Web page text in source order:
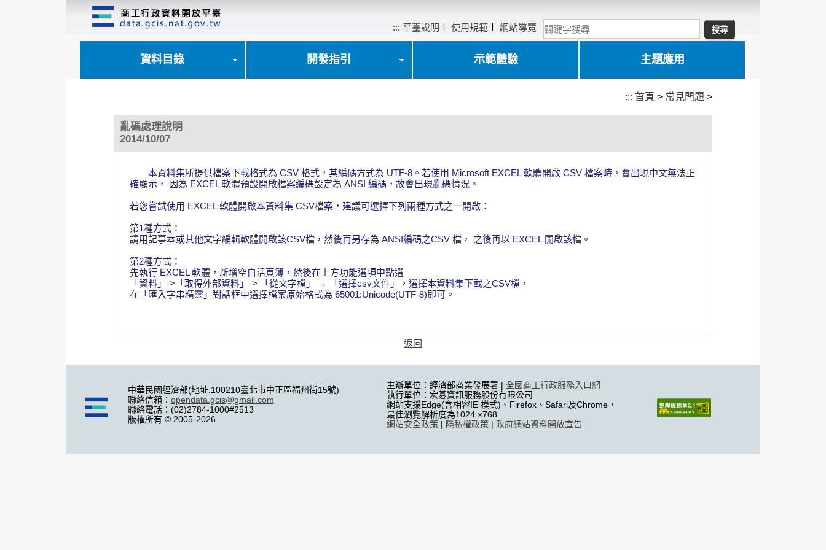
::: 平臺說明 〡使用規範 〡網站導覽
資料目錄 開發指引 示範體驗 主題應用
::: 首頁 > 常見問題 >
亂碼處理說明
2014/10/07
本資料集所提供檔案下載格式為 CSV 格式，其編碼方式為 UTF-8。若使用 Microsoft EXCEL 軟體開啟 CSV 檔案時，會出現中文無法正
確顯示， 因為 EXCEL 軟體預設開啟檔案編碼設定為 ANSI 編碼，故會出現亂碼情況。
若您嘗試使用 EXCEL 軟體開啟本資料集 CSV檔案，建議可選擇下列兩種方式之一開啟：
第1種方式：
請用記事本或其他文字編輯軟體開啟該CSV檔，然後再另存為 ANSI編碼之CSV 檔， 之後再以 EXCEL 開啟該檔。
第2種方式：
先執行 EXCEL 軟體，新增空白活頁簿，然後在上方功能選項中點選
「資料」->「取得外部資料」-> 「從文字檔」 → 「選擇csv文件」，選擇本資料集下載之CSV檔，
在「匯入字串精靈」對話框中選擇檔案原始格式為 65001:Unicode(UTF-8)即可。
返回
中華民國經濟部(地址:100210臺北市中正區福州街15號)
聯絡信箱： opendata.gcis@gmail.com
聯絡電話：(02)2784-1000#2513
版權所有 © 2005-2026
主辦單位：經濟部商業發展署 | 全國商工行政服務入口網
執行單位：宏碁資訊服務股份有限公司
網站支援Edge(含相容IE 模式)、Firefox、Safari及Chrome，
最佳瀏覽解析度為1024 ×768
網站安全政策| 隱私權政策| 政府網站資料開放宣告